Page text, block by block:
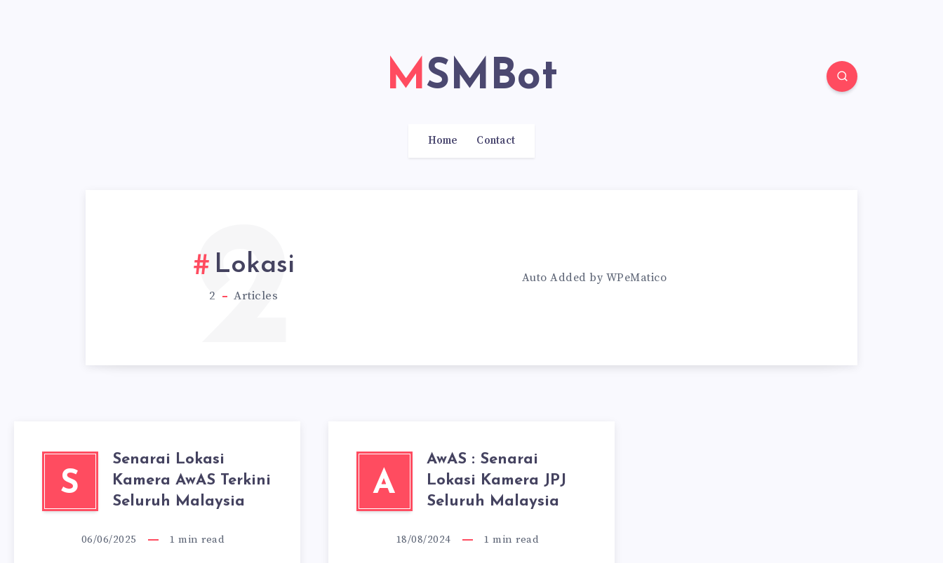
MSMBot
Home Contact
Lokasi
2 Articles
2 Auto Added by WPeMatico
S
Senarai Lokasi
Kamera AwAS Terkini
Seluruh Malaysia
06/06/2025 1 min read
A
AwAS : Senarai
Lokasi Kamera JPJ
Seluruh Malaysia
18/08/2024 1 min read